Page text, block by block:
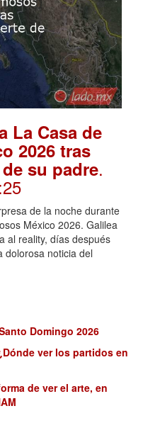
La Casa de
2026 tras
su padre.
de la noche durante
México 2026. Galilea
al reality, días después
dolorosa noticia del
Domingo 2026
ver los partidos en
de ver el arte, en